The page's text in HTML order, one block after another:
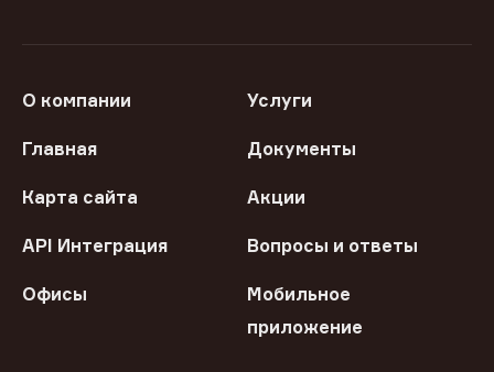
О компании Услуги
Главная Документы
Карта сайта Акции
API Интеграция Вопросы и ответы
Офисы
Мобильное
приложение